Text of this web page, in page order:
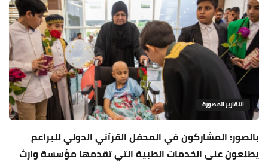
التقارير المصورة
بالصور: المشاركون في المحفل القرآني الدولي للبراعم
يطلعون على الخدمات الطبية التي تقدمها مؤسسة وارث